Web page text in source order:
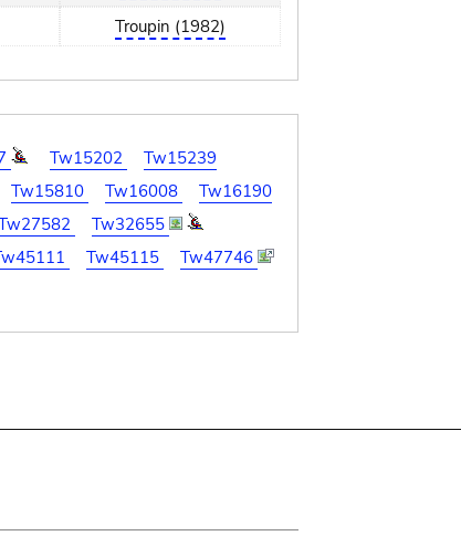
Troupin (1982)
Tw15202
Tw15239
Tw15810 Tw16008
Tw16190
Tw32655
Tw45115
Tw47746